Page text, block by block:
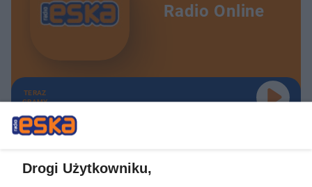
Radio Online
TERAZ
GRAMY
Drogi Użytkowniku,